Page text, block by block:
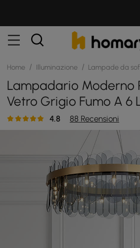
Home / Illuminazione / Lampade da
Lampadario Moderno
Vetro Grigio Fumo A 6
4.8 88 Recensioni